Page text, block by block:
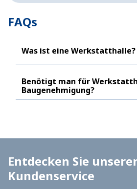
FAQs
Was ist eine Werkstatthalle?
Benötigt man für
Baugenehmigung?
Entdecken Sie
Kundenservice